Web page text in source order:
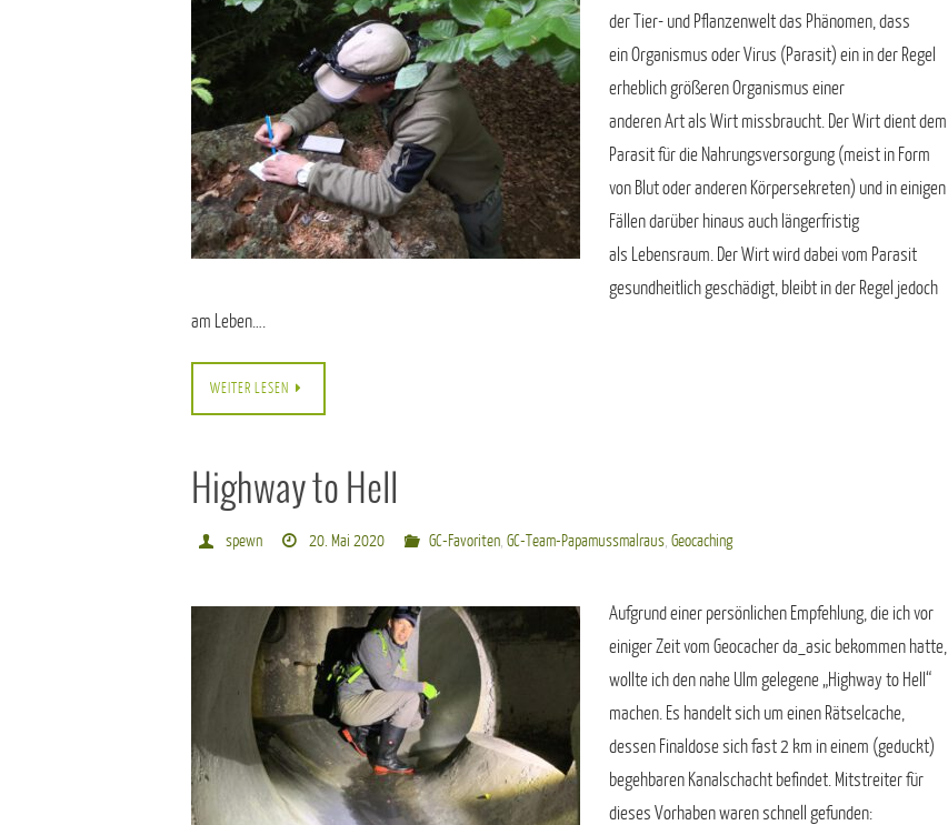
der Tier- und Pflanzenwelt das Phänomen, dass
ein Organismus oder Virus (Parasit) ein in der Regel
erheblich größeren Organismus einer
anderen Art als Wirt missbraucht. Der Wirt dient dem
Parasit für die Nahrungsversorgung (meist in Form
von Blut oder anderen Körpersekreten) und in einigen
Fällen darüber hinaus auch längerfristig
als Lebensraum. Der Wirt wird dabei vom Parasit
gesundheitlich geschädigt, bleibt in der Regel jedoch
am Leben….
WEITER LESEN
Highway to Hell
spewn 20. Mai 2020 GC-Favoriten,GC-Team-Papamussmalraus,Geocaching
Aufgrund einer persönlichen Empfehlung, die ich vor
einiger Zeit vom Geocacher da_asic bekommen hatte,
wollte ich den nahe Ulm gelegene „Highway to Hell“
machen. Es handelt sich um einen Rätselcache,
dessen Finaldose sich fast 2 km in einem (geduckt)
begehbaren Kanalschacht befindet. Mitstreiter für
dieses Vorhaben waren schnell gefunden: